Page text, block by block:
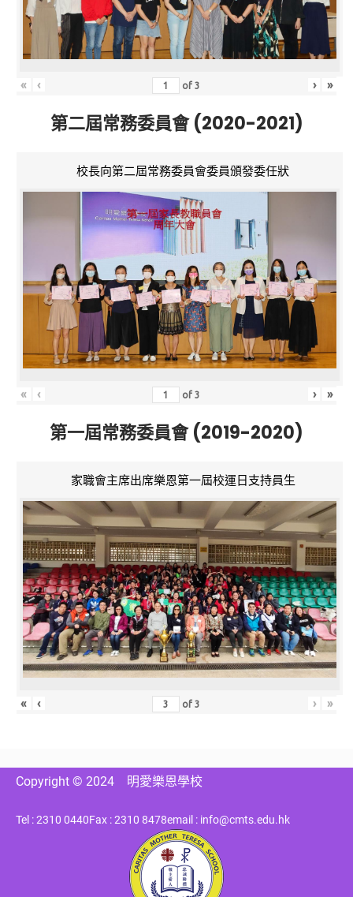
« ‹ of3 › »
第二屆常務委員會 (2020-2021)
校長向第二屆常務委員會委員頒發委任狀
« ‹ of3 › »
第一屆常務委員會 (2019-2020)
家職會主席出席樂恩第一屆校運日支持員生
« ‹ of3 › »
Copyright © 2024 明愛樂恩學校
Tel : 2310 0440Fax : 2310 8478email : info@cmts.edu.hk